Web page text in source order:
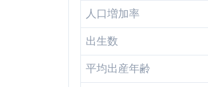
人口増加率
出生数
平均出産年齢